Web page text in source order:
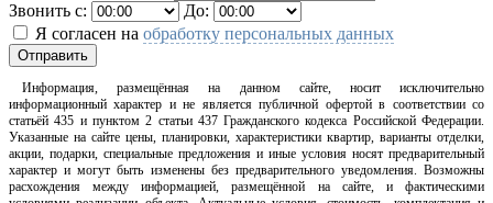
Звонить с:
До:
Я согласен на обработку персональных данных
Отправить
Информация, размещённая на данном сайте, носит исключительно
информационный характер и не является публичной офертой в соответствии со
статьёй 435 и пунктом 2 статьи 437 Гражданского кодекса Российской Федерации.
Указанные на сайте цены, планировки, характеристики квартир, варианты отделки,
акции, подарки, специальные предложения и иные условия носят предварительный
характер и могут быть изменены без предварительного уведомления. Возможны
расхождения между информацией, размещённой на сайте, и фактическими